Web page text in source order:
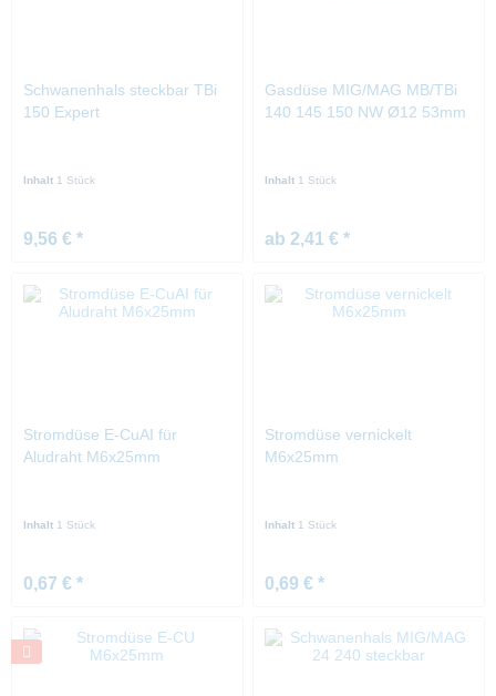
Schwanenhals steckbar TBi
150 Expert
Inhalt 1 Stück
9,56 € *
Gasdüse MIG/MAG MB/TBi
140 145 150 NW Ø12 53mm
Inhalt 1 Stück
ab 2,41 € *
Stromdüse E-CuAI für
Aludraht M6x25mm
Inhalt 1 Stück
0,67 € *
Stromdüse vernickelt
M6x25mm
Inhalt 1 Stück
0,69 € *